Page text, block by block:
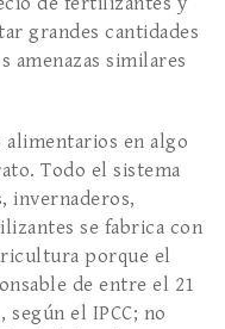
grandes cantidades
amenazas similares
alimentarios en algo
Todo el sistema
invernaderos,
se fabrica con
porque el
de entre el 21
según el IPCC; no